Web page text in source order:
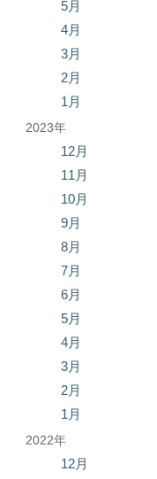
5月
4月
3月
2月
1月
2023年
12月
11月
10月
9月
8月
7月
6月
5月
4月
3月
2月
1月
2022年
12月